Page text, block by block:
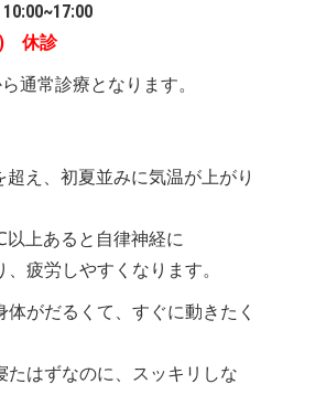
) 休診
通常診療となります。
え、初夏並みに気温が上がり
上あると自律神経に
、疲労しやすくなります。
体がだるくて、すぐに動きたく
たはずなのに、スッキリしな